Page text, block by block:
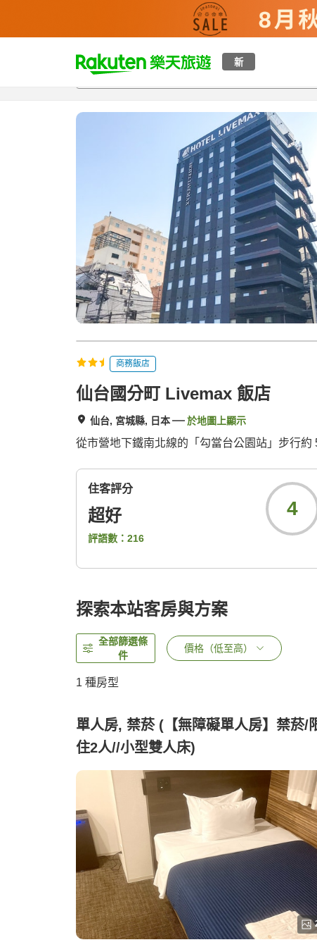
新
t
p
a
總覽客房與方案評語設施
商務飯店
仙台國分町 Livemax 飯店
仙台, 宮城縣, 日本 於地圖上顯示
從市營地下鐵南北線的「勾當台公園站」步行約
住客評分
超好
評語數： 216
4
探索本站客房與方案
全部篩選條
件
價格（低至高）
1 種房型
單人房, 禁菸 (【無障礙單人房】禁菸/
住2人//小型雙人床)